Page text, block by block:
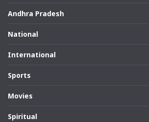
Andhra Pradesh
National
International
Sports
Movies
Spiritual